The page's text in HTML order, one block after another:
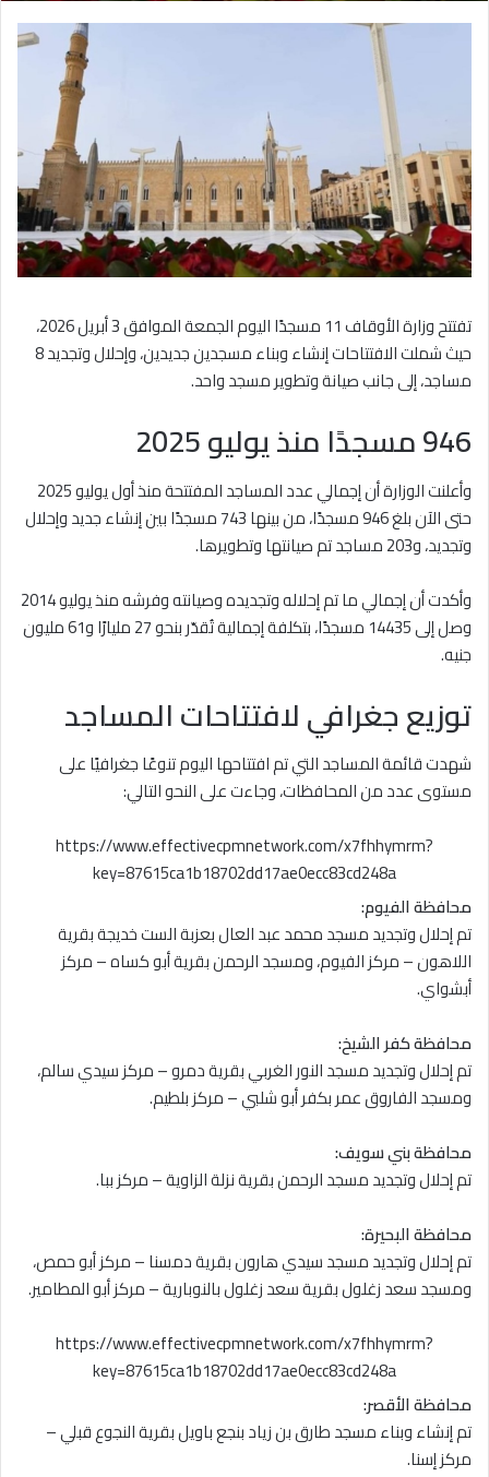
تفتتح وزارة الأوقاف 11 مسجدًا اليوم الجمعة الموافق 3 أبريل 2026،
حيث شملت الافتتاحات إنشاء وبناء مسجدين جديدين، وإحلال وتجديد 8
مساجد، إلى جانب صيانة وتطوير مسجد واحد.
946 مسجدًا منذ يوليو 2025
وأعلنت الوزارة أن إجمالي عدد المساجد المفتتحة منذ أول يوليو 2025
حتى الآن بلغ 946 مسجدًا، من بينها 743 مسجدًا بين إنشاء جديد وإحلال
وتجديد، و203 مساجد تم صيانتها وتطويرها.
وأكدت أن إجمالي ما تم إحلاله وتجديده وصيانته وفرشه منذ يوليو 2014
وصل إلى 14435 مسجدًا، بتكلفة إجمالية تُقدّر بنحو 27 مليارًا و61 مليون
جنيه.
توزيع جغرافي لافتتاحات المساجد
شهدت قائمة المساجد التي تم افتتاحها اليوم تنوعًا جغرافيًا على
مستوى عدد من المحافظات، وجاءت على النحو التالي:
https://www.effectivecpmnetwork.com/x7fhhymrm?
key=87615ca1b18702dd17ae0ecc83cd248a
محافظة الفيوم:
تم إحلال وتجديد مسجد محمد عبد العال بعزبة الست خديجة بقرية
اللاهون – مركز الفيوم، ومسجد الرحمن بقرية أبو كساه – مركز
أبشواي.
محافظة كفر الشيخ:
تم إحلال وتجديد مسجد النور الغربي بقرية دمرو – مركز سيدي سالم،
ومسجد الفاروق عمر بكفر أبو شلبي – مركز بلطيم.
محافظة بني سويف:
تم إحلال وتجديد مسجد الرحمن بقرية نزلة الزاوية – مركز ببا.
محافظة البحيرة:
تم إحلال وتجديد مسجد سيدي هارون بقرية دمسنا – مركز أبو حمص،
ومسجد سعد زغلول بقرية سعد زغلول بالنوبارية – مركز أبو المطامير.
https://www.effectivecpmnetwork.com/x7fhhymrm?
key=87615ca1b18702dd17ae0ecc83cd248a
محافظة الأقصر:
تم إنشاء وبناء مسجد طارق بن زياد بنجع باويل بقرية النجوع قبلي –
مركز إسنا.